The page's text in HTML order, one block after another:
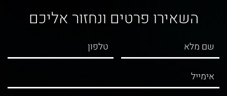
השאירו פרטים ונחזור אליכם